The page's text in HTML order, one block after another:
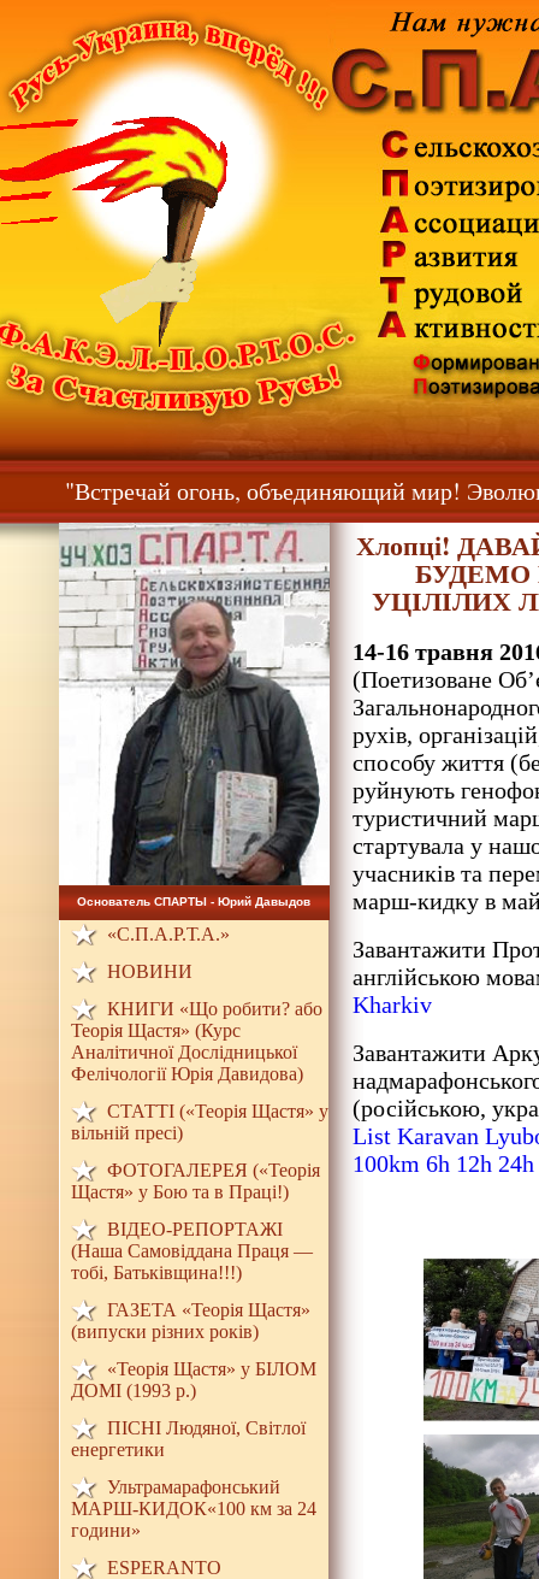
"Встречай огонь, объединяющий мир!
Основатель СПАРТЫ - Юрий Давыдов
«С.П.А.Р.Т.А.»
НОВИНИ
КНИГИ «Що робити? або
Теорія Щастя» (Курс
Аналітичної Дослідницької
Фелічології Юрія Давидова)
СТАТТІ («Теорія Щастя» у
вільній пресі)
ФОТОГАЛЕРЕЯ («Теорія
Щастя» у Бою та в Праці!)
ВІДЕО-РЕПОРТАЖІ
(Наша Самовіддана Праця —
тобі, Батьківщина!!!)
ГАЗЕТА «Теорія Щастя»
(випуски різних років)
«Теорія Щастя» у БІЛОМ
ДОМI (1993 р.)
ПІСНІ Людяної, Світлої
енергетики
Ультрамарафонський
МАРШ-КИДОК«100 км за 24
години»
ESPERANTO
Хлопці!
БУДЕМО
УЦІЛІЛИХ
14-16 травня
(Поетизоване
рухів,
способу життя
руйнують
туристичний
стартувала у
учасників та
марш-кидку в
Завантажити
англійською
Kharkiv
Завантажити
(російською,
List Karavan
100km 6h 12h